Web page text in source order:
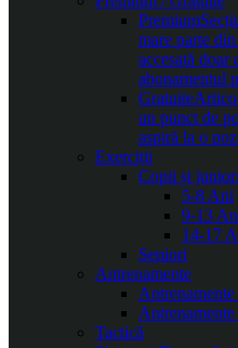
Premium
mare parte
accesată
abonamentul
Gratuite
un punct de
aspiră la o
Exerciții
Copii și juniori
5-8 Ani
9-13
14-17
Seniori
Antrenamente
Tactică